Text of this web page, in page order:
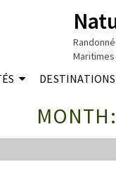
Maritimes
DESTINATIONS